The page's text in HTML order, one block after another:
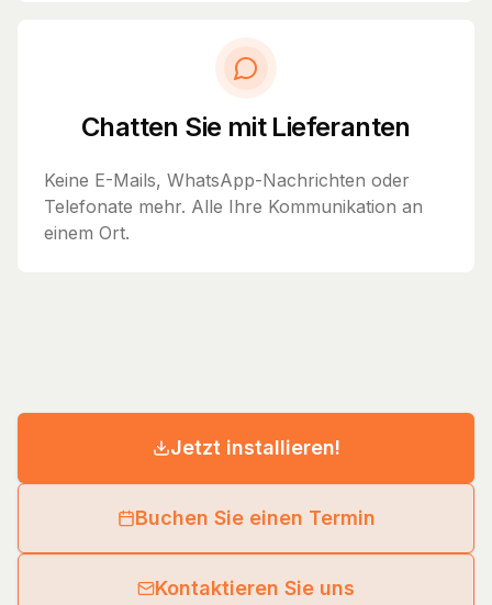
Chatten Sie mit Lieferanten
Keine E-Mails, WhatsApp-Nachrichten oder
Telefonate mehr. Alle Ihre Kommunikation an
einem Ort.
Jetzt installieren!
Buchen Sie einen Termin
Kontaktieren Sie uns